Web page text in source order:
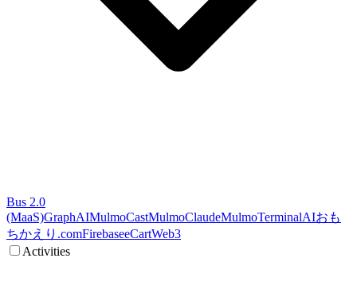
Bus 2.0
(MaaS)GraphAIMulmoCastMulmoClaudeMulmoTerminalAIおも
ちかえり.comFirebaseeCartWeb3
Activities